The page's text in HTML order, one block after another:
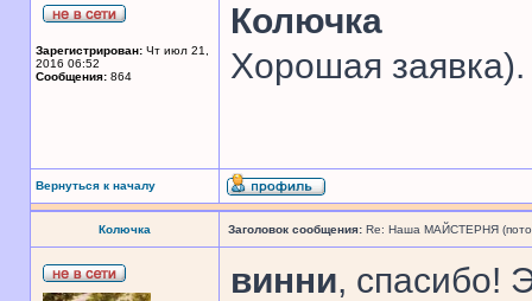
Зарегистрирован: Чт июл 21,
2016 06:52
Сообщения: 864
Колючка
Хорошая заявка).
Вернуться к началу
Колючка Заголовок сообщения: Re: Наша МАЙСТЕРНЯ
винни, спасибо!